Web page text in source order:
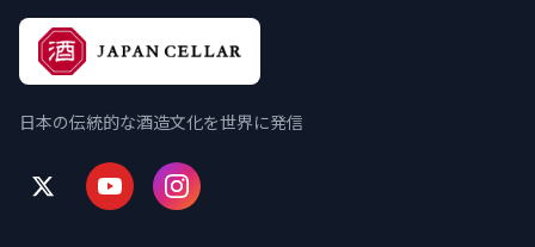
日本の伝統的な酒造文化を世界に発信